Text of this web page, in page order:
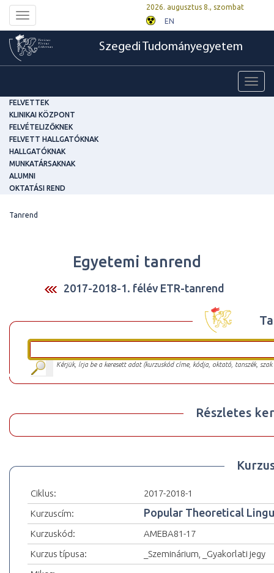
Toggle
navigation
2026. augusztus 8., szombat
EN
Szegedi Tudományegyetem
FELVETTEK
KLINIKAI KÖZPONT
FELVÉTELIZŐKNEK
FELVETT HALLGATÓKNAK
HALLGATÓKNAK
MUNKATÁRSAKNAK
ALUMNI
OKTATÁSI REND
Tanrend
Egyetemi tanrend
2017-2018-1. félév ETR-tanrend
Kérjük, írja be a keresett adat (kurzuskód címe, kódja, oktató, tanszék,
Részletes
Ciklus:
2017-2018-1
Kurzuscím:
Popular Theoretical
Kurzuskód:
AMEBA81-17
Kurzus típusa:
_Szeminárium, _Gyakorlati jegy